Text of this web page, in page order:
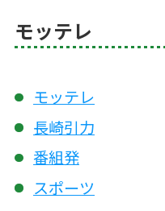
モッテレ
モッテレ
長崎引力
番組発
スポーツ